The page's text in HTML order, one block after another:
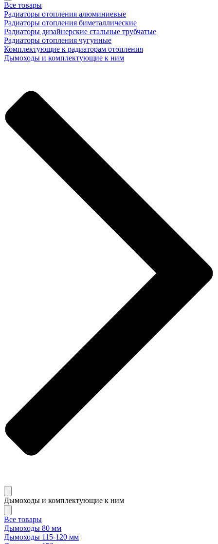
Все товары
Радиаторы отопления алюминиевые
Радиаторы отопления биметаллические
Радиаторы дизайнерские стальные трубчатые
Радиаторы отопления чугунные
Комплектующие к радиаторам отопления
Дымоходы и комплектующие к ним
Дымоходы и комплектующие к ним
Все товары
Дымоходы 80 мм
Дымоходы 115-120 мм